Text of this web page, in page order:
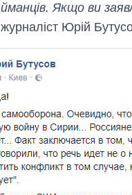
Якщо ви
Юрій